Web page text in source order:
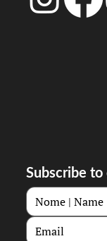
Subscribe